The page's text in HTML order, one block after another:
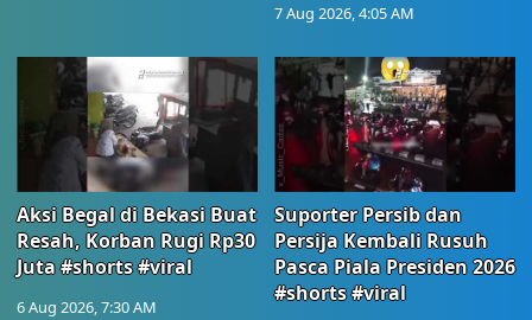
7 Aug 2026, 4:05 AM
Aksi Begal di Bekasi Buat
Resah, Korban Rugi Rp30
Juta #shorts #viral
6 Aug 2026, 7:30 AM
Suporter Persib dan
Persija Kembali Rusuh
Pasca Piala Presiden 2026
#shorts #viral